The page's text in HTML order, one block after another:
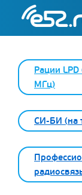
Рации
МГц)
СИ-БИ (на